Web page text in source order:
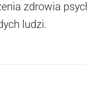
zdrowia
ludzi.